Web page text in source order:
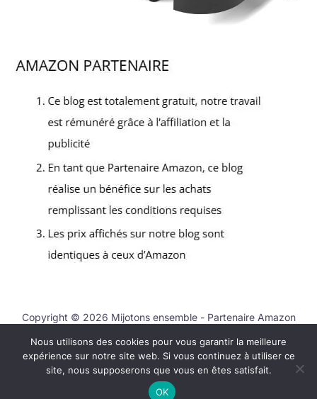
Copyright © 2026 Mijotons ensemble - Partenaire Amazon
Nous contacter
Mentions légales
Politique de confidentialité
Nous utilisons des cookies pour vous garantir la meilleure
expérience sur notre site web. Si vous continuez à utiliser ce
site, nous supposerons que vous en êtes satisfait.
OK